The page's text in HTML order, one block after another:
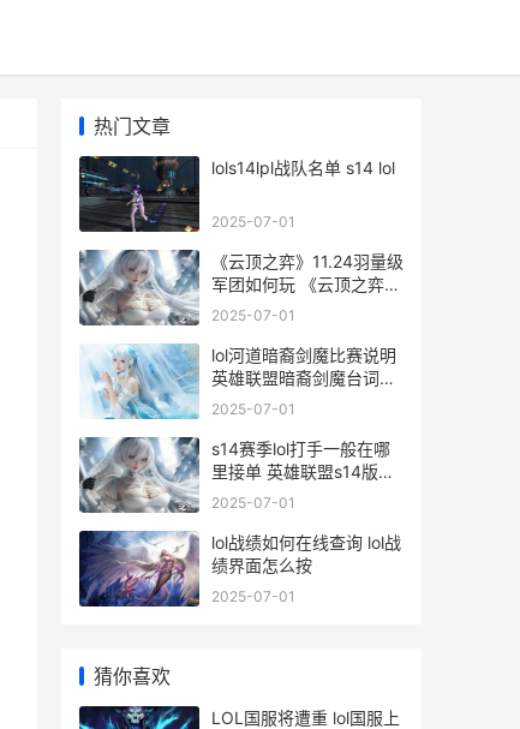
热门文章
lols14lpl战队名单 s14 lol
2025-07-01
《云顶之弈》11.24羽量级
军团如何玩 《云顶之弈》
S12赛季中五费卡的具体
2025-07-01
lol河道暗裔剑魔比赛说明
英雄联盟暗裔剑魔台词语
音
2025-07-01
s14赛季lol打手一般在哪
里接单 英雄联盟s14版本
最强英雄
2025-07-01
lol战绩如何在线查询 lol战
绩界面怎么按
2025-07-01
猜你喜欢
LOL国服将遭重 lol国服上